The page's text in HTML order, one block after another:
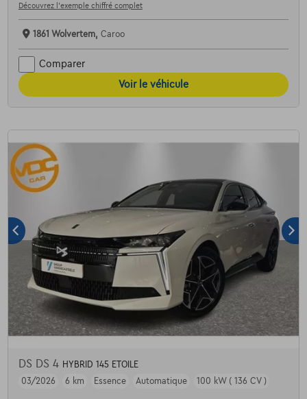
Découvrez l’exemple chiffré complet
1861 Wolvertem, Caroo
Comparer
Voir le véhicule
DS DS 4 HYBRID 145 ETOILE
03/2026
6 km Essence Automatique 100 kW ( 136 CV )